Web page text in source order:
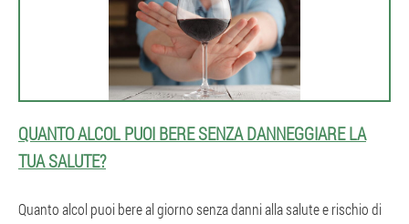
QUANTO ALCOL PUOI BERE SENZA DANNEGGIARE LA
TUA SALUTE?
Quanto alcol puoi bere al giorno senza danni alla salute e rischio di